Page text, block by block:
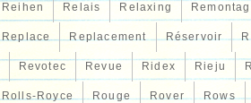
Reihen Relais Relaxing
Replace Replacement Réservoir
Revotec Revue Ridex Rieju
Rolls-Royce Rouge Rover Rows